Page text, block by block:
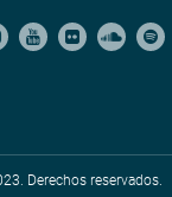
Derechos reservados.